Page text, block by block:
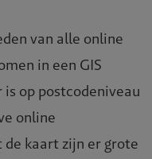
van alle online
in een GIS
op postcodeniveau
online
kaart zijn er grote